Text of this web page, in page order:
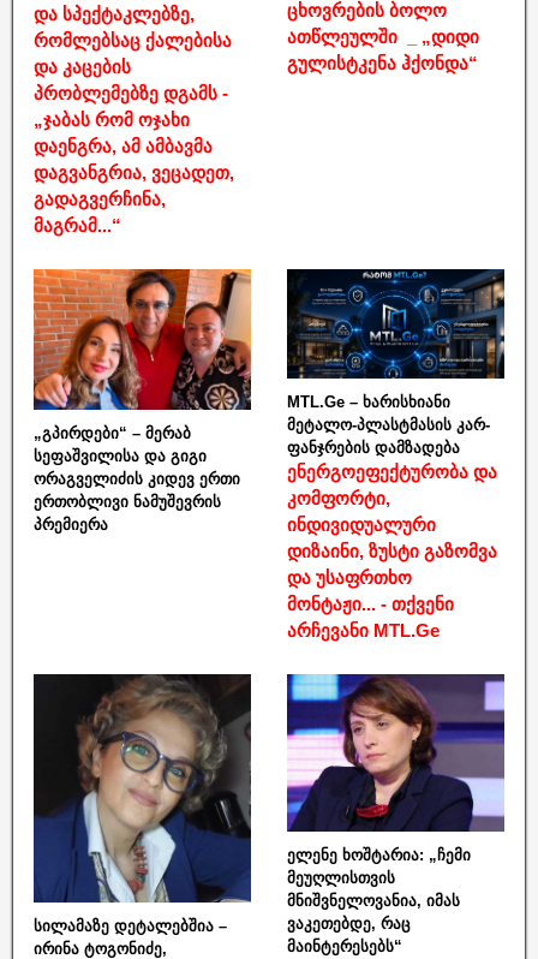
და სპექტაკლებზე,
რომლებსაც ქალებისა
და კაცების
პრობლემებზე დგამს -
„ჯაბას რომ ოჯახი
დაენგრა, ამ ამბავმა
დაგვანგრია, ვეცადეთ,
გადაგვერჩინა,
მაგრამ...“
ცხოვრების ბოლო
ათწლეულში _ „დიდი
გულისტკენა ჰქონდა“
„გპირდები“ – მერაბ
სეფაშვილისა და გიგი
ორაგველიძის კიდევ ერთი
ერთობლივი ნამუშევრის
პრემიერა
MTL.Ge – ხარისხიანი
მეტალო-პლასტმასის კარ-
ფანჯრების დამზადება
ენერგოეფექტურობა და
კომფორტი,
ინდივიდუალური
დიზაინი, ზუსტი გაზომვა
და უსაფრთხო
მონტაჟი... - თქვენი
არჩევანი MTL.Ge
სილამაზე დეტალებშია –
ირინა ტოგონიძე,
ელენე ხოშტარია: „ჩემი
მეუღლისთვის
მნიშვნელოვანია, იმას
ვაკეთებდე, რაც
მაინტერესებს“